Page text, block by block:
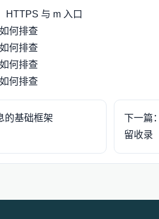
HTTPS 与 m 入口
何排查
何排查
何排查
何排查
的基础框架
下一篇
留收录